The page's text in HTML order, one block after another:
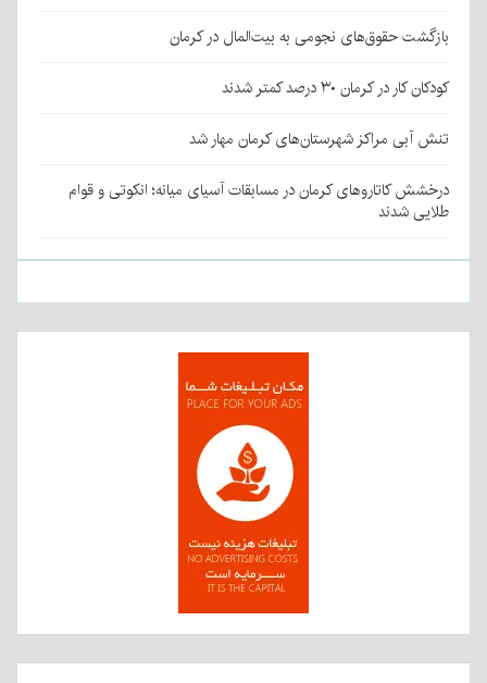
بازگشت حقوق‌های نجومی به بیت‌المال در کرمان
کودکان کار در کرمان ۳۰ درصد کمتر شدند
تنش آبی مراکز شهرستان‌های کرمان مهار شد
درخشش کاتاروهای کرمان در مسابقات آسیای میانه؛ انکوتی و قوام
طلایی شدند